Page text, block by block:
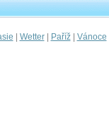
| Wetter| Paříž| Vánoce